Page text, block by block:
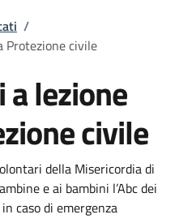
/
Protezione civile
lezione
civile
della Misericordia di
e ai bambini l’Abc dei
caso di emergenza